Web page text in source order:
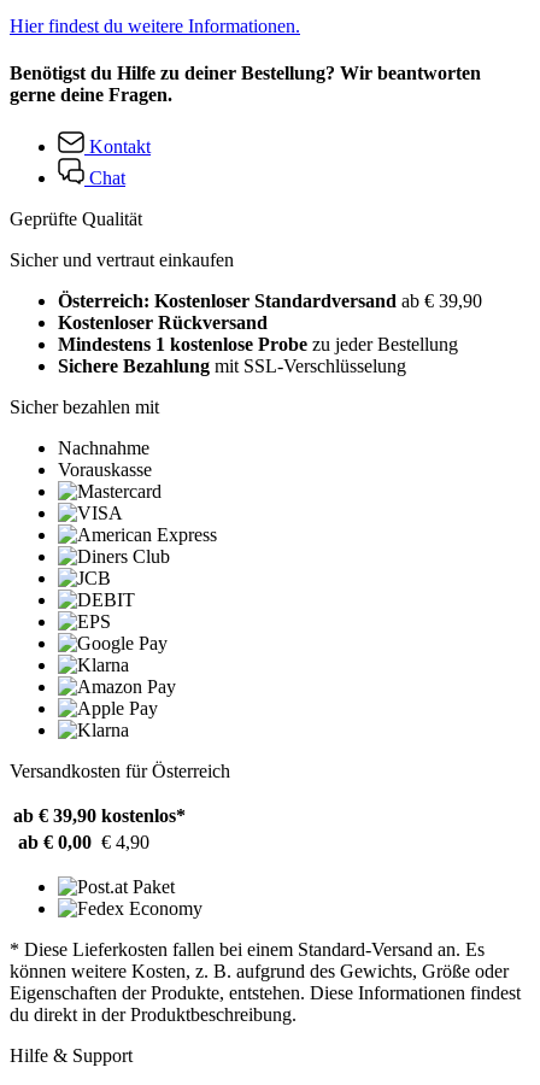
Hier findest du weitere Informationen.
Benötigst du Hilfe zu deiner Bestellung? Wir beantworten
gerne deine Fragen.
Kontakt
Chat
Geprüfte Qualität
Sicher und vertraut einkaufen
Österreich: Kostenloser Standardversand ab € 39,90
Kostenloser Rückversand
Mindestens 1 kostenlose Probe zu jeder Bestellung
Sichere Bezahlung mit SSL-Verschlüsselung
Sicher bezahlen mit
Nachnahme
Vorauskasse
Versandkosten für Österreich
ab € 39,90 kostenlos*
ab € 0,00 € 4,90
* Diese Lieferkosten fallen bei einem Standard-Versand an. Es
können weitere Kosten, z. B. aufgrund des Gewichts, Größe oder
Eigenschaften der Produkte, entstehen. Diese Informationen findest
du direkt in der Produktbeschreibung.
Hilfe & Support